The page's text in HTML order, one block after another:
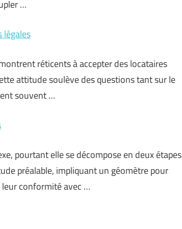
…
légales
réticents à accepter des locataires
attitude soulève des questions tant sur le
souvent …
pourtant elle se décompose en deux étapes
préalable, impliquant un géomètre pour
leur conformité avec …